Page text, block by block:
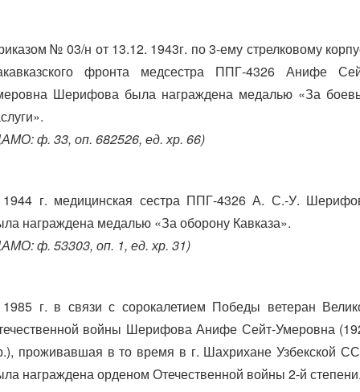
№ 03/н от 13.12. 1943г. по 3-ему стрелковому
фронта медсестра ППГ-4326 Анифе
Шерифова была награждена медалью «За
ф. 33, оп. 682526, ед. хр. 66)
г. медицинская сестра ППГ-4326 А. С.-У.
награждена медалью «За оборону Кавказа».
ф. 53303, оп. 1, ед. хр. 31)
г. в связи с сорокалетием Победы ветеран
войны Шерифова Анифе Сейт-Умеровна
проживавшая в то время в г. Шахрихане Узбекской
награждена орденом Отечественной войны 2-й